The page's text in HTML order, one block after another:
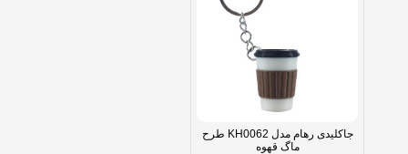
جاکلیدی رهام مدل KH0062 طرح
ماگ قهوه